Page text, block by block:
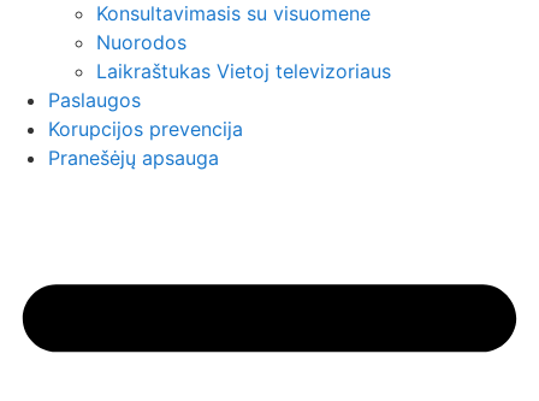
Konsultavimasis su visuomene
Nuorodos
Laikraštukas Vietoj televizoriaus
Paslaugos
Korupcijos prevencija
Pranešėjų apsauga